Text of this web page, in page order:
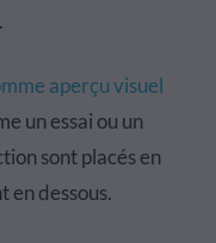
aperçu visuel
un essai ou un
sont placés en
en dessous.